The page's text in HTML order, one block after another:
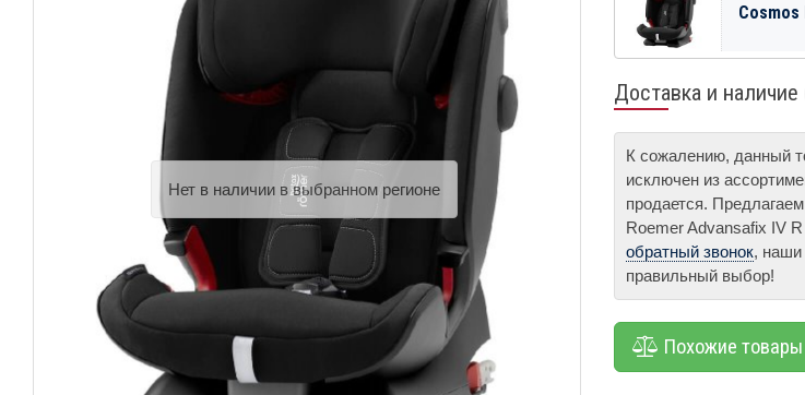
Cosmos
Доставка и
К сожалению, данный
исключен из
продается.
Roemer Advansafix IV
обратный звонок, наши
правильный выбор!
Похожие товары